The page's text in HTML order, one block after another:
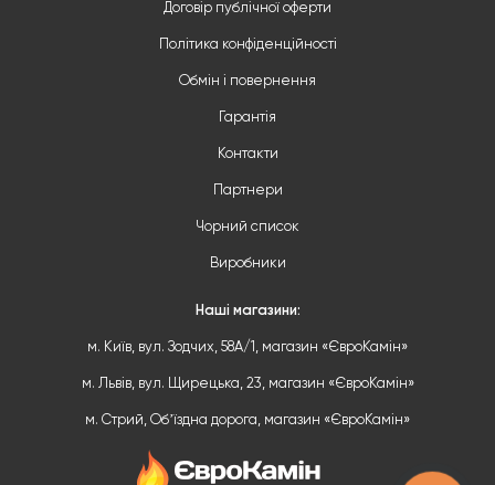
Договір публічної оферти
Політика конфіденційності
Обмін і повернення
Гарантія
Контакти
Партнери
Чорний список
Виробники
Наші магазини:
м. Київ, вул. Зодчих, 58А/1, магазин «ЄвроКамін»
м. Львів, вул. Щирецька, 23, магазин «ЄвроКамін»
м. Стрий, Обʼїздна дорога, магазин «ЄвроКамін»